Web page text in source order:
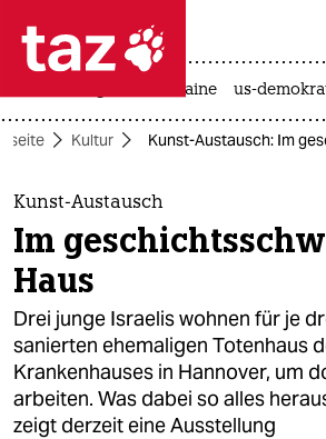
 taz zahl ich
taz zahl ich
themen
politik
öko
gesellschaft
kultur
krieg in der ukraine us-
Kultur Kunst-Austausch: Im
Kunst-Austausch
Im
Haus
Drei junge Israelis wohnen für je
sanierten ehemaligen Totenhaus
Krankenhauses in Hannover, um
arbeiten. Was dabei so alles
zeigt derzeit eine Ausstellung